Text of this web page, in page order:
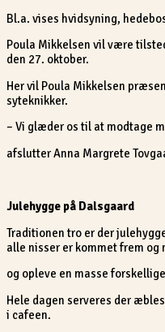
Bl.a. vises hvidsyning,
Poula Mikkelsen vil være
den 27. oktober.
Her vil Poula Mikkelsen
syteknikker.
– Vi glæder os til at modtage
afslutter Anna Margrete
Julehygge på Dalsgaard
Traditionen tro er der
alle nisser er kommet frem og
og opleve en masse
Hele dagen serveres der
i cafeen.